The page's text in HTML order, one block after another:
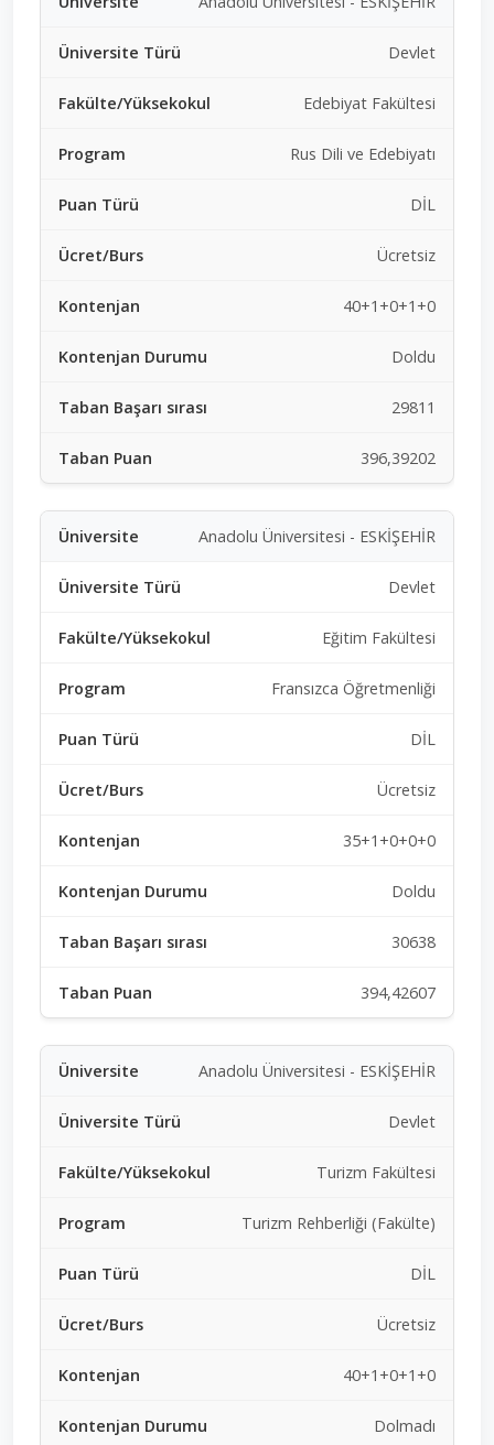
Devlet
Edebiyat Fakültesi
Rus Dili ve Edebiyatı
DİL
Ücretsiz
40+1+0+1+0
Doldu
29811
396,39202
Anadolu Üniversitesi - ESKİŞEHİR
Devlet
Eğitim Fakültesi
Fransızca Öğretmenliği
DİL
Ücretsiz
35+1+0+0+0
Doldu
30638
394,42607
Anadolu Üniversitesi - ESKİŞEHİR
Devlet
Turizm Fakültesi
Turizm Rehberliği (Fakülte)
DİL
Ücretsiz
40+1+0+1+0
Dolmadı